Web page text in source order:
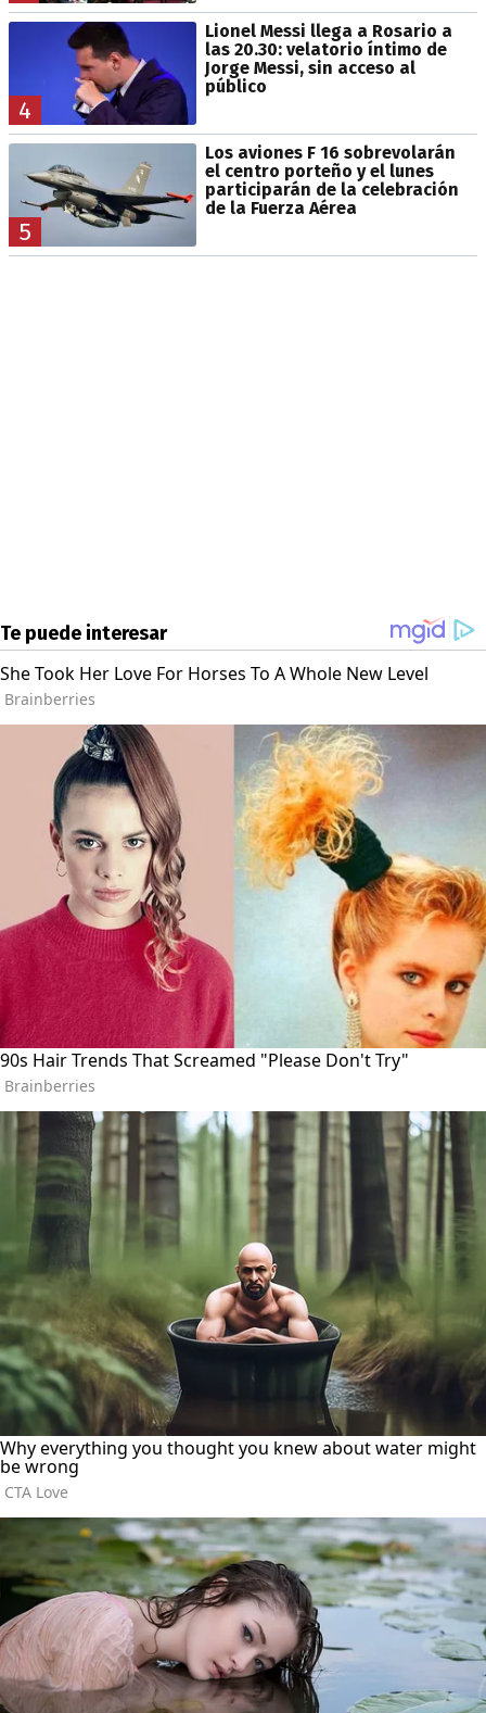
4
Lionel Messi llega a Rosario a
las 20.30: velatorio íntimo de
Jorge Messi, sin acceso al
público
5
Los aviones F 16 sobrevolarán
el centro porteño y el lunes
participarán de la celebración
de la Fuerza Aérea